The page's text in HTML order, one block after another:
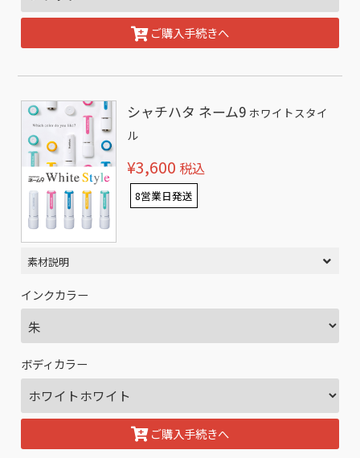
ご購入手続きへ
シャチハタ ネーム9 ホワイトスタイ
ル
¥3,600 税込
8営業日発送
素材説明
インクカラー
ボディカラー
ご購入手続きへ